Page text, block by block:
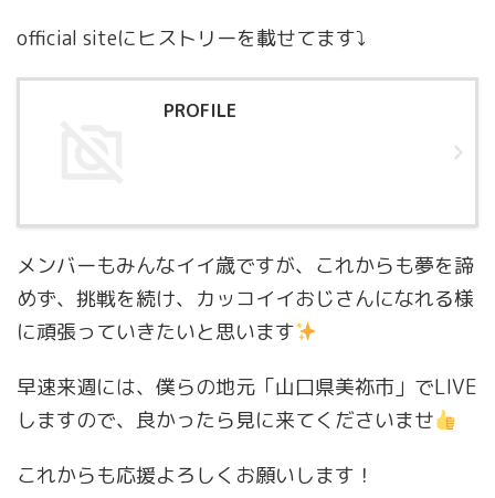
official siteにヒストリーを載せてます⤵︎
PROFILE
メンバーもみんなイイ歳ですが、これからも夢を諦
めず、挑戦を続け、カッコイイおじさんになれる様
に頑張っていきたいと思います
早速来週には、僕らの地元「山口県美祢市」でLIVE
しますので、良かったら見に来てくださいませ
これからも応援よろしくお願いします！